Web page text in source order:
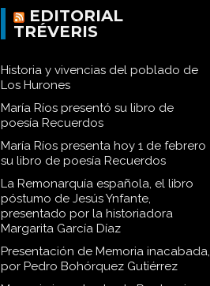
EDITORIAL
TRÉVERIS
Historia y vivencias del poblado de
Los Hurones
María Ríos presentó su libro de
poesía Recuerdos
María Ríos presenta hoy 1 de febrero
su libro de poesía Recuerdos
La Remonarquía española, el libro
póstumo de Jesús Ynfante,
presentado por la historiadora
Margarita García Díaz
Presentación de Memoria inacabada,
por Pedro Bohórquez Gutiérrez